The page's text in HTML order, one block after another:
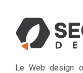
Le Web design